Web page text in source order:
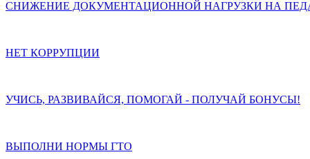
СНИЖЕНИЕ ДОКУМЕНТАЦИОННОЙ НАГРУЗКИ НА
НЕТ КОРРУПЦИИ
УЧИСЬ, РАЗВИВАЙСЯ, ПОМОГАЙ - ПОЛУЧАЙ БОНУСЫ!
ВЫПОЛНИ НОРМЫ ГТО